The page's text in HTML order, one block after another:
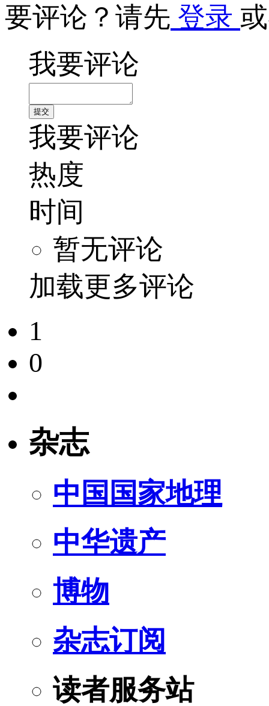
要评论？请先 登录
我要评论
我要评论
热度
时间
暂无评论
加载更多评论
1
0
杂志
中国国家地理
中华遗产
博物
杂志订阅
读者服务站